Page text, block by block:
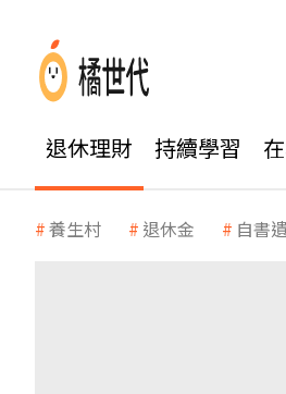
退休理財 持續學習
養生村 退休金 自書